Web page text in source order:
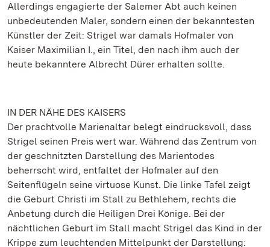
Allerdings engagierte der Salemer Abt auch keinen
unbedeutenden Maler, sondern einen der bekanntesten
Künstler der Zeit: Strigel war damals Hofmaler von
Kaiser Maximilian I., ein Titel, den nach ihm auch der
heute bekanntere Albrecht Dürer erhalten sollte.
IN DER NÄHE DES KAISERS
Der prachtvolle Marienaltar belegt eindrucksvoll, dass
Strigel seinen Preis wert war. Während das Zentrum von
der geschnitzten Darstellung des Marientodes
beherrscht wird, entfaltet der Hofmaler auf den
Seitenflügeln seine virtuose Kunst. Die linke Tafel zeigt
die Geburt Christi im Stall zu Bethlehem, rechts die
Anbetung durch die Heiligen Drei Könige. Bei der
nächtlichen Geburt im Stall macht Strigel das Kind in der
Krippe zum leuchtenden Mittelpunkt der Darstellung: